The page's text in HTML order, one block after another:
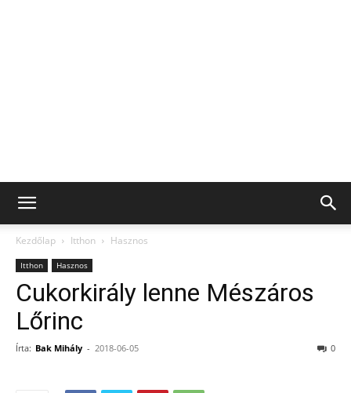
Kezdőlap Itthon Hasznos
Itthon Hasznos
Cukorkirály lenne Mészáros
Lőrinc
Írta: Bak Mihály - 2018-06-05 0